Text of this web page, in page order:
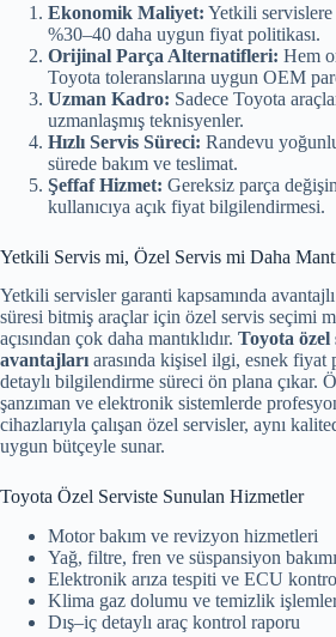
Ekonomik Maliyet: Yetkili servislere
%30–40 daha uygun fiyat politikası.
Orijinal Parça Alternatifleri: Hem
Toyota toleranslarına uygun OEM
Uzman Kadro: Sadece Toyota
uzmanlaşmış teknisyenler.
Hızlı Servis Süreci: Randevu
sürede bakım ve teslimat.
Şeffaf Hizmet: Gereksiz parça
kullanıcıya açık fiyat bilgilendirmesi.
Yetkili Servis mi, Özel Servis mi Daha
Yetkili servisler garanti kapsamında
süresi bitmiş araçlar için özel servis seçimi
açısından çok daha mantıklıdır. Toyota özel
avantajları arasında kişisel ilgi, esnek fiyat
detaylı bilgilendirme süreci ön plana çıkar.
şanzıman ve elektronik sistemlerde
cihazlarıyla çalışan özel servisler, aynı
uygun bütçeyle sunar.
Toyota Özel Serviste Sunulan Hizmetler
Motor bakım ve revizyon hizmetleri
Yağ, filtre, fren ve süspansiyon bakımı
Elektronik arıza tespiti ve ECU
Klima gaz dolumu ve temizlik
Dış–iç detaylı araç kontrol raporu